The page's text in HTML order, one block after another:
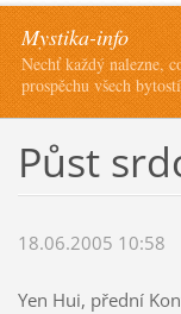
Mystika-info
Nechť každý nalezne,
prospěchu všech
Půst
18.06.2005 10:58
Yen Hui, přední